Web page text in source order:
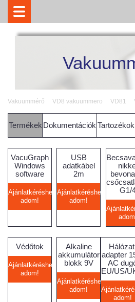
Vakuummérő VD8 vakuummero VD81
Termékek Dokumentációk Tartozékok
VacuGraph
Windows
software
Ajánlatkéréshez
adom!
USB
adatkábel
2m
Ajánlatkéréshez
adom!
G1/
Védőtok
Ajánlatkéréshez
adom!
Alkaline
akkumulátor
blokk 9V
Ajánlatkéréshez
adom!
adapter
AC
EU/US/
adom!